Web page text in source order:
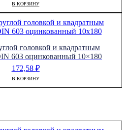
В КОРЗИНУ
головкой и квадратным
603 оцинкованный 10×180
172,58 ₽
В КОРЗИНУ